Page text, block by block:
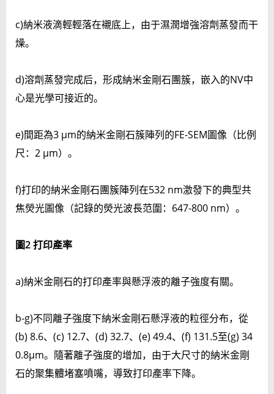
c)納米液滴輕輕落在襯底上，由于濕潤增強溶劑蒸發而干
燥。
d)溶劑蒸發完成后，形成納米金剛石團簇，嵌入的NV中
心是光學可接近的。
e)間距為3 μm的納米金剛石簇陣列的FE-SEM圖像（比例
尺：2 μm）。
f)打印的納米金剛石團簇陣列在532 nm激發下的典型共
焦熒光圖像（記錄的熒光波長范圍：647-800 nm）。
圖2打印產率
a)納米金剛石的打印產率與懸浮液的離子強度有關。
b-g)不同離子強度下納米金剛石懸浮液的粒徑分布，從
(b) 8.6、(c) 12.7、(d) 32.7、(e) 49.4、(f) 131.5至(g) 34
0.8μm。隨著離子強度的增加，由于大尺寸的納米金剛
石的聚集體堵塞噴嘴，導致打印產率下降。